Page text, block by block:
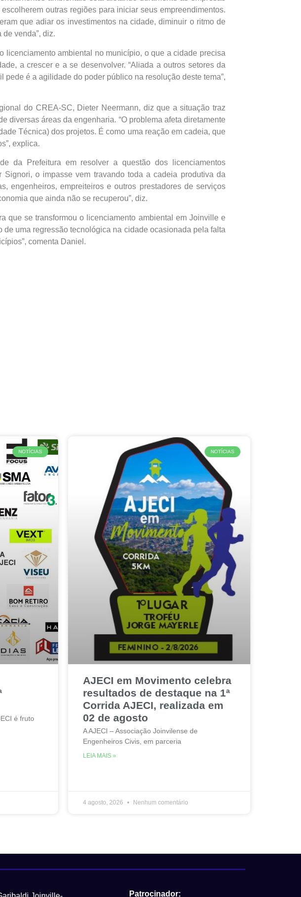
outras regiões para iniciar seus empreendimentos.
que adiar os investimentos na cidade, diminuir o ritmo de
venda”, diz.
ambiental no município, o que a cidade precisa
a crescer e a se desenvolver. “Aliada a outros setores da
é a agilidade do poder público na resolução deste tema”,
do CREA-SC, Dieter Neermann, diz que a situação traz
diversas áreas da engenharia. “O problema afeta diretamente
Técnica) dos projetos. É como uma reação em cadeia, que
explica.
da Prefeitura em resolver a questão dos licenciamentos
o impasse vem travando toda a cadeia produtiva da
engenheiros, empreiteiros e outros prestadores de serviços
que ainda não se recuperou”, diz.
que se transformou o licenciamento ambiental em Joinville e
uma regressão tecnológica na cidade ocasionada pela falta
comenta Daniel.
NOTÍCIAS
é fruto
NOTÍCIAS
AJECI em Movimento celebra
resultados de destaque na 1ª
Corrida AJECI, realizada em
02 de agosto
A AJECI – Associação Joinvilense de
Engenheiros Civis, em parceria
LEIA MAIS »
4 agosto, 2026 Nenhum comentário
Patrocinador: